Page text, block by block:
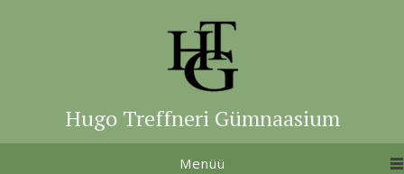
Hugo Treffneri Gümnaasium
Menüü